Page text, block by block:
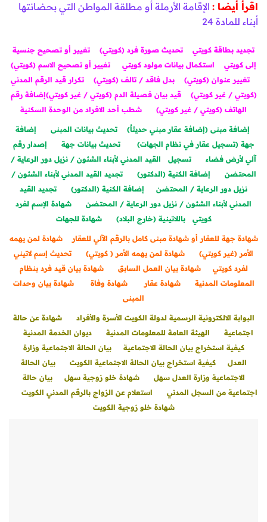
اقرأ أيضا : الإقامة الأرملة أو مطلقة المواطن التي بحضانتها
أبناء للمادة 24
تجديد بطاقة كويتي تحديث صورة فرد (كويتي)
تغيير أو تصحيح جنسية
إلى كويتي
استكمال بيانات مولود كويتي
تغيير أو تصحيح الاسم (كويتي)
تغيير عنوان (كويتي)
بدل فاقد / تالف (كويتي)
تكرار قيد الرقم المدني
(كويتي / غير كويتي)
قيد بيان فصيلة الدم (كويتي / غير كويتي)إضافة رقم
الهاتف (كويتي / غير كويتي)
شطب أحد الافراد من الوحدة السكنية
إضافة مبنى (إضافة عقار مبني حديثاٌ) تحديث بيانات المبنى
إضافة
جهة (تسجيل عقار في نظام الجهات)
تحديث بيانات جهة
إصدار رقم
آلي لأرض فضاء
تسجيل القيد المدني لأبناء الشئون / نزيل دور الرعاية /
المحتضن
إضافة الكنية (الدكتور)
تجديد القيد المدني لأبناء الشئون /
نزيل دور الرعاية / المحتضن
إضافة الكنية (الدكتور)
تجديد القيد
المدني لأبناء الشئون / نزيل دور الرعاية / المحتضن
شهادة الإسم لفرد
كويتي باللاتينية (خارج البلاد)
شهادة للجهات
شهادة جهة للعقار أو شهادة مبنى كامل بالرقم الآلي للعقار
شهادة لمن يهمه
الأمر (غير كويتي)
شهادة لمن يهمه الأمر ( كويتي)
تحديث إسم لاتيني
لفرد كويتي
شهادة بيان العمل السابق
شهادة بيان قيد فرد بنظام
المعلومات المدنية
شهادة عقار شهادة وفاة
شهادة بيان وحدات
المبنى
البوابة الالكترونية الرسمية لدولة الكويت الأسرة والأفراد
شهادة عن حالة
اجتماعية
الهيئة العامة للمعلومات المدنية
ديوان الخدمة المدنية
كيفية استخراج بيان الحالة الاجتماعية
بيان الحالة الاجتماعية وزارة
العدل
كيفية استخراج بيان الحالة الاجتماعية الكويت
بيان الحالة
الاجتماعية وزارة العدل سهل
شهادة خلو زوجية سهل بيان حالة
اجتماعية من السجل المدني
استعلام عن الزواج بالرقم المدني الكويت
شهادة خلو زوجية الكويت